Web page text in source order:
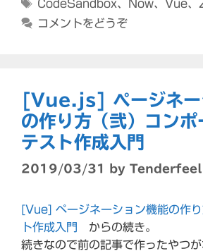
グ
CodeSandbox、 Now、 Vue、
コメントをどうぞ
[Vue.js] ページネー
の作り方（弐）コンポ
テスト作成入門
2019/03/31 by Tenderfeel
[Vue] ページネーション機能の作
ト作成入門
からの続き。
続きなので前の記事で作ったやつ